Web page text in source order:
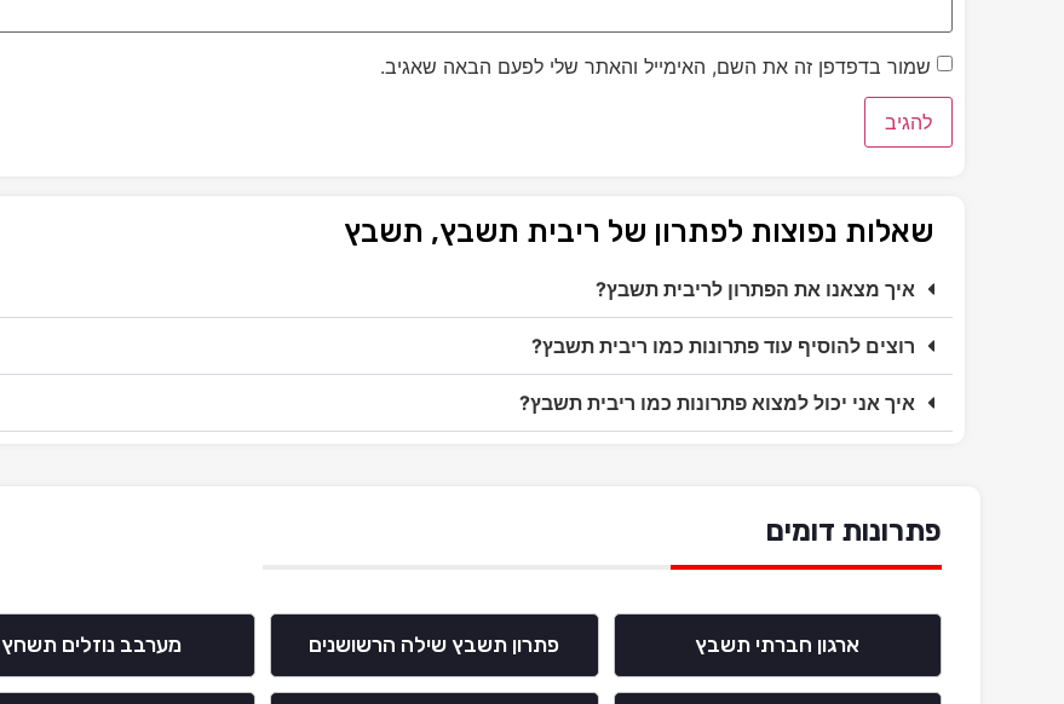
שמור בדפדפן זה את השם, האימייל והאתר שלי לפעם הבאה שאגיב.
שאלות נפוצות לפתרון של ריבית תשבץ, תשבץ
איך מצאנו את הפתרון לריבית תשבץ?
רוצים להוסיף עוד פתרונות כמו ריבית תשבץ?
איך אני יכול למצוא פתרונות כמו ריבית תשבץ?
פתרונות דומים
ארגון חברתי תשבץ פתרון תשבץ שילה הרשושנים מערבב נוזלים תשחץ